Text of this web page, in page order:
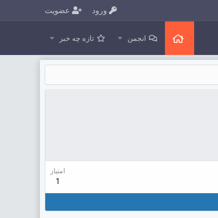
ورود عضویت
انجمن تازه چه خبر
امتیاز
1